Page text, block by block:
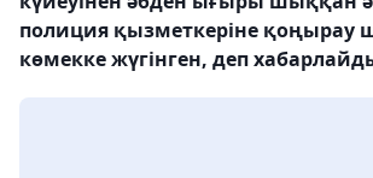
полиция қызметкеріне қоңырау
көмекке жүгінген, деп